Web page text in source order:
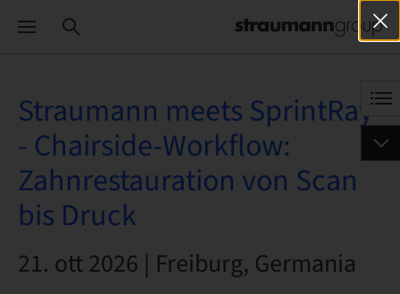
Straumann meets SprintRay
- Chairside-Workflow:
Zahnrestauration von Scan
bis Druck
21. ott 2026 | Freiburg, Germania